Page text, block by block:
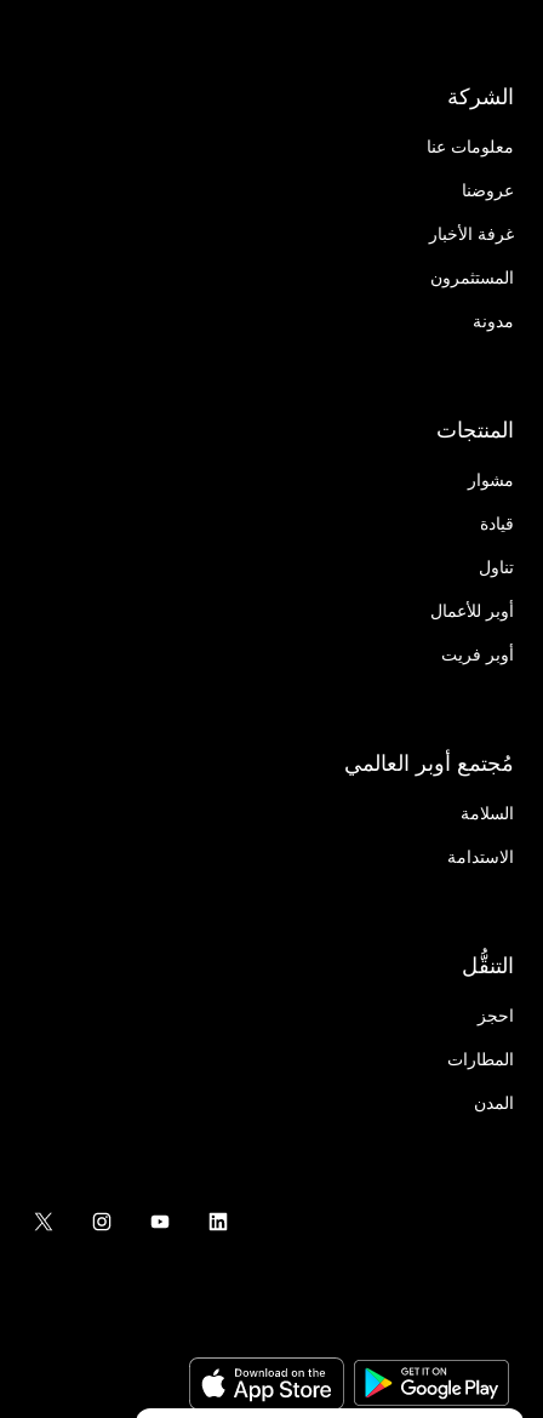
الشركة
معلومات عنا
عروضنا
غرفة الأخبار
المستثمرون
مدونة
المنتجات
مشوار
قيادة
تناول
أوبر للأعمال
أوبر فريت
مُجتمع أوبر العالمي
السلامة
الاستدامة
التنقُّل
احجز
المطارات
المدن